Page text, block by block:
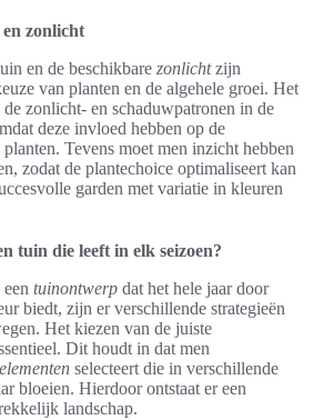
zonlicht
en de beschikbare zonlichtzijn
van planten en de algehele groei. Het
zonlicht- en schaduwpatronen in de
deze invloed hebben op de
Tevens moet men inzicht hebben
zodat de plantechoice optimaliseert kan
garden met variatie in kleuren
tuin die leeft in elk seizoen?
tuinontwerp dat het hele jaar door
biedt, zijn er verschillende strategieën
Het kiezen van de juiste
Dit houdt in dat men
selecteert die in verschillende
bloeien. Hierdoor ontstaat er een
landschap.